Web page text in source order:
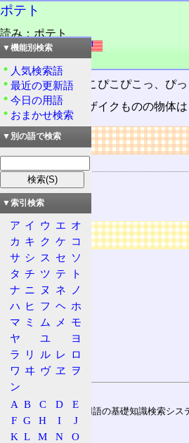
ポテト
読み：ポテト
外語：Potato
品詞：名
ぴこっ、ぴこぴこぴこぴこっ、ぴっ
なんだ、このモザイクものの物体
リンク
AIR
霧島佳乃
広告
通信用語の基礎知識検索シス
▼機能別検索
人気検索語
最近の更新語
今日の用語
おまかせ検索
▼別の語で検索
▼索引検索
ア イ ウ エ オ
カ キ ク ケ コ
サ シ ス セ ソ
タ チ ツ テ
ト
ナ ニ ヌ ネ
ノ
ハ ヒ フ ヘ ホ
マ ミ ム メ
モ
ヤ
ユ
ヨ
ラ
リ ル レ ロ
ワ ヰ ヴ ヱ
ヲ
ン
A B C D
E
F G H I
J
K L M N
O